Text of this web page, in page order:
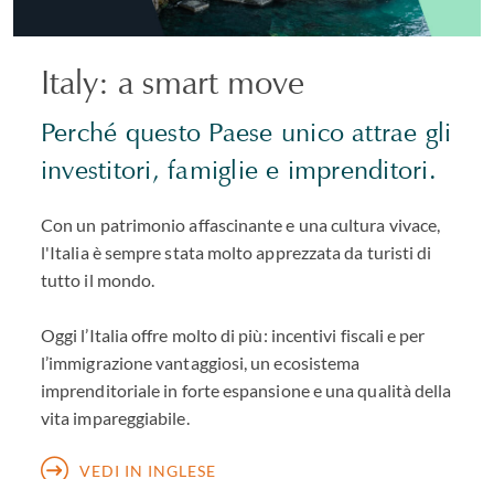
Italy: a smart move
Perché questo Paese unico attrae gli
investitori, famiglie e imprenditori.
Con un patrimonio affascinante e una cultura vivace,
l'Italia è sempre stata molto apprezzata da turisti di
tutto il mondo.
Oggi l’Italia offre molto di più: incentivi fiscali e per
l’immigrazione vantaggiosi, un ecosistema
imprenditoriale in forte espansione e una qualità della
vita impareggiabile.
VEDI IN INGLESE